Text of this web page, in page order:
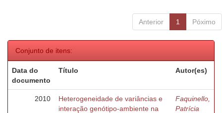
Anterior 1 Póximo
Conjunto de itens:
Data do
documento
Título Autor(es)
2010
Heterogeneidade de variâncias e
interação genótipo-ambiente na
Faquinello,
Patrícia